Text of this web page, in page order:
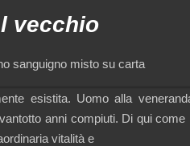
vecchio
sanguigno misto su carta
esistita. Uomo alla
anni compiuti. Di qui come
vitalità e